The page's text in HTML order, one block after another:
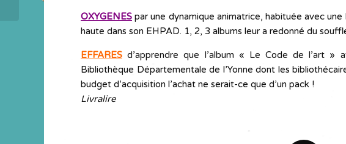
OXYGENES par une dynamique animatrice, habituée avec
haute dans son EHPAD. 1, 2, 3 albums leur a redonné du
EFFARES d’apprendre que l’album « Le Code de l’art
Bibliothèque Départementale de l’Yonne dont les
budget d’acquisition l’achat ne serait-ce que d’un pack !
Livralire